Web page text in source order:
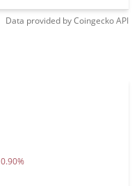
Data provided byCoingeckoAPI
0.90%